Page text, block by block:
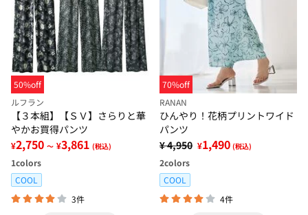
50%off
ルフラン
【３本組】【ＳＶ】さらりと華
やかお買得パンツ
¥2,750 ～ ¥3,861 (税込)
1colors
COOL
3件
70%off
RANAN
ひんやり！花柄プリントワイド
パンツ
¥ 4,950 ¥1,490 (税込)
2colors
COOL
4件